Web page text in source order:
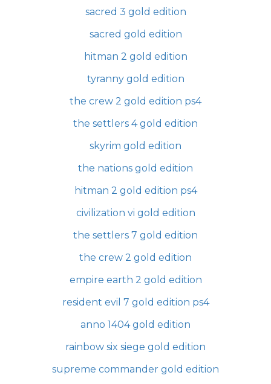
sacred 3 gold edition
sacred gold edition
hitman 2 gold edition
tyranny gold edition
the crew 2 gold edition ps4
the settlers 4 gold edition
skyrim gold edition
the nations gold edition
hitman 2 gold edition ps4
civilization vi gold edition
the settlers 7 gold edition
the crew 2 gold edition
empire earth 2 gold edition
resident evil 7 gold edition ps4
anno 1404 gold edition
rainbow six siege gold edition
supreme commander gold edition